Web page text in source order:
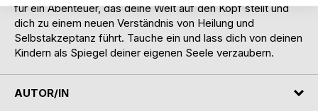
für ein Abenteuer, das deine Welt auf den Kopf stellt und
dich zu einem neuen Verständnis von Heilung und
Selbstakzeptanz führt. Tauche ein und lass dich von deinen
Kindern als Spiegel deiner eigenen Seele verzaubern.
AUTOR/IN